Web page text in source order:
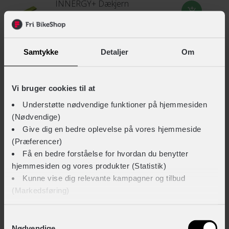
Samtykke Detaljer Om
Vi bruger cookies til at
Understøtte nødvendige funktioner på hjemmesiden
(Nødvendige)
Give dig en bedre oplevelse på vores hjemmeside
(Præferencer)
Få en bedre forståelse for hvordan du benytter
hjemmesiden og vores produkter (Statistik)
Kunne vise dig relevante kampagner og tilbud
(Markedsføring)
INNERGY+ Dækjern
+ 39,-
Weldtite lappegrej med 2 dækjern og 6 lapper
+ 39,-